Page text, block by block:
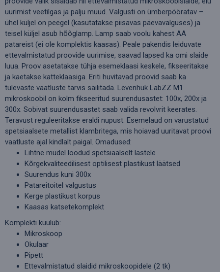
uurimist veetilgas ja palju muud. Valgusti on ümberpööratav –
ühel küljel on peegel (kasutatakse piisavas päevavalguses) ja
teisel küljel asub hõõglamp. Lamp saab voolu kahest AA
patareist (ei ole komplektis kaasas). Peale pakendis leiduvate
ettevalmistatud proovide uurimise, saavad lapsed ka omi slaide
luua. Proov asetatakse tühja esemeklaasi keskele, fikseeritakse
ja kaetakse katteklaasiga. Eriti huvitavad proovid saab ka
tulevaste vaatluste tarvis säilitada. Levenhuk LabZZ M1
mikroskoobil on kolm fikseeritud suurendusastet: 100x, 200x ja
300x. Sobivat suurendusastet saab valida revolvrit keerates.
Teravust reguleeritakse eraldi nupust. Esemelaud on varustatud
spetsiaalsete metallist klambritega, mis hoiavad uuritavat proovi
vaatluste ajal kindlalt paigal. Omadused:
Lihtne mudel loodud spetsiaalselt lastele
Kõrgekvaliteedilisest optilisest plastikust läätsed
Suurendus kuni 300x
Patareitoitel valgustus
Kerge plastikust korpus
Kaasas katsetekomplekt
Komplekti kuulub:
Mikroskoop
Okulaar
Pipett
Ettevalmistatud slaidid mikroskoopidele (2 tk)